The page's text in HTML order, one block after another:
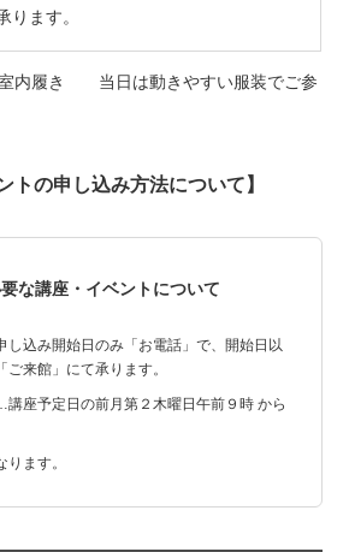
ります。
室内履き 当日は動きやすい服装でご参
トの申し込み方法について】
な講座・イベントについて
込み開始日のみ「お電話」で、開始日以
ご来館」にて承ります。
座予定日の前月第２木曜日午前９時 から
ます。